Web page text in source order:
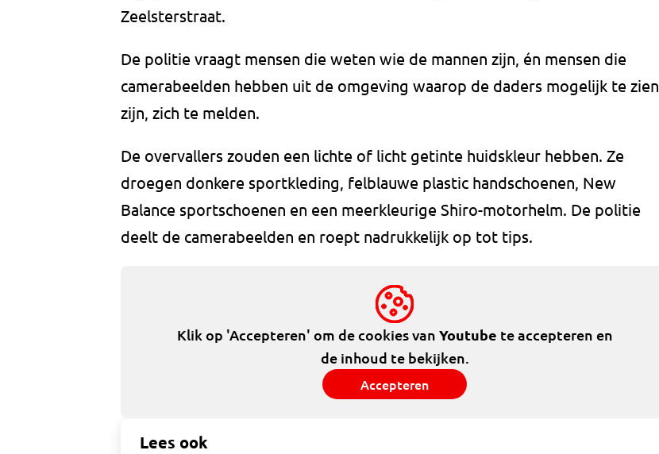
Zeelsterstraat.
De politie vraagt mensen die weten wie de mannen zijn, én mensen die
camerabeelden hebben uit de omgeving waarop de daders mogelijk te zien
zijn, zich te melden.
De overvallers zouden een lichte of licht getinte huidskleur hebben. Ze
droegen donkere sportkleding, felblauwe plastic handschoenen, New
Balance sportschoenen en een meerkleurige Shiro-motorhelm. De politie
deelt de camerabeelden en roept nadrukkelijk op tot tips.
Klik op 'Accepteren' om de cookies van Youtube te accepteren en
de inhoud te bekijken.
Accepteren
Lees ook